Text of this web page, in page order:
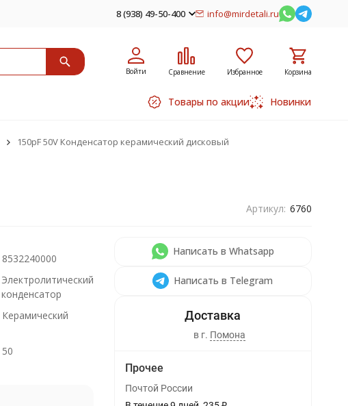
8 (938) 49-50-400 info@mirdetali.ru
Войти Сравнение Избранное Корзина
Товары по акции Новинки
150pF 50V Конденсатор керамический дисковый
Артикул: 6760
8532240000
Электролитический
конденсатор
Керамический
50
Написать в Whatsapp
Написать в Telegram
в г. Помона
Прочее
Почтой России